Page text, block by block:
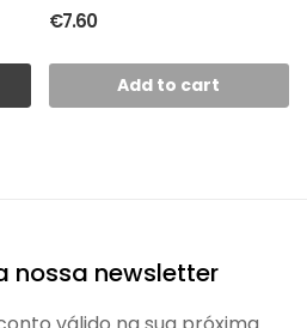
€7.60
Add to cart
nossa newsletter